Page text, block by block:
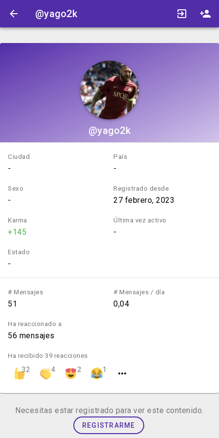
@yago2k
@yago2k
Ciudad
-
País
-
Sexo
-
Registrado desde
27 febrero, 2023
Karma
+145
Última vez activo
-
Estado
-
# Mensajes
51
# Mensajes / día
0,04
Ha reaccionado a
56 mensajes
Ha recibido 39 reacciones
32 4 2 1
Necesitas estar registrado para ver este contenido.
REGISTRARME .